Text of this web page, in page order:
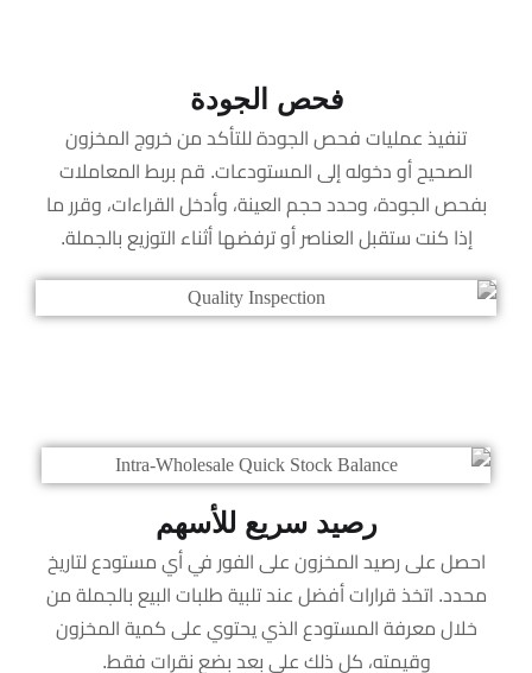
فحص الجودة
تنفيذ عمليات فحص الجودة للتأكد من خروج المخزون
الصحيح أو دخوله إلى المستودعات. قم بربط المعاملات
بفحص الجودة، وحدد حجم العينة، وأدخل القراءات، وقرر ما
إذا كنت ستقبل العناصر أو ترفضها أثناء التوزيع بالجملة.
رصيد سريع للأسهم
احصل على رصيد المخزون على الفور في أي مستودع لتاريخ
محدد. اتخذ قرارات أفضل عند تلبية طلبات البيع بالجملة من
خلال معرفة المستودع الذي يحتوي على كمية المخزون
وقيمته، كل ذلك على بعد بضع نقرات فقط.